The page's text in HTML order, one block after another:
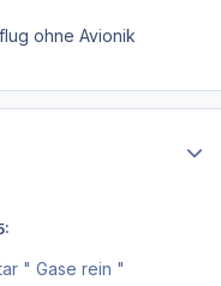
ohne Avionik
" Gase rein "